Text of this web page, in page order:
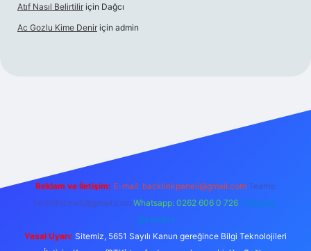
Atıf Nasıl Belirtilir için Dağcı
Ac Gozlu Kime Denir için admin
Reklam ve İletişim: E-mail: backlinkpaneli@gmail.com Teams:
forumhizmeti@gmail.com Whatsapp: 0262 606 0 726 Telegram:
@karabul
Yasal Uyarı: Sitemiz, 5651 Sayılı Kanun gereğince Bilgi Teknolojileri